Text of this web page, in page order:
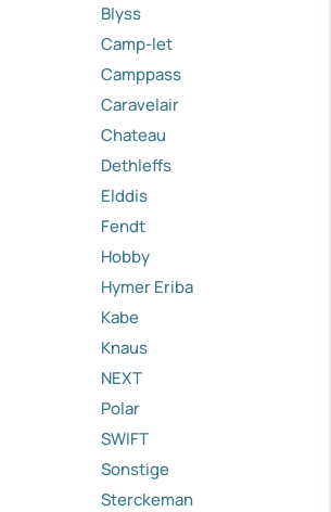
Blyss
Camp-let
Camppass
Caravelair
Chateau
Dethleffs
Elddis
Fendt
Hobby
Hymer Eriba
Kabe
Knaus
NEXT
Polar
SWIFT
Sonstige
Sterckeman